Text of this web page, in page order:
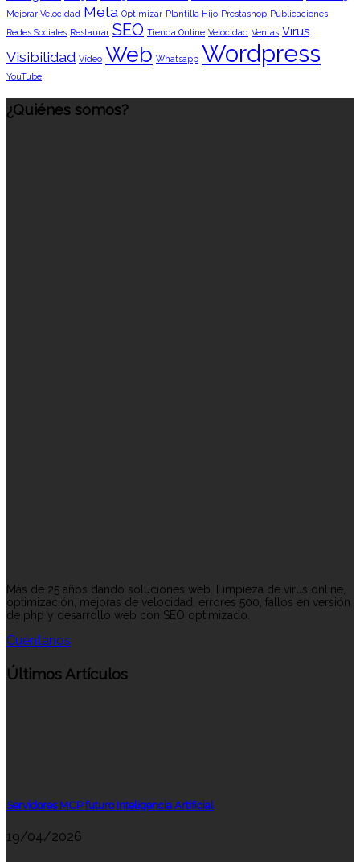
Mejorar Velocidad Meta Optimizar Plantilla Hijo Prestashop Publicaciones
Redes Sociales Restaurar SEO Tienda Online Velocidad Ventas Virus
Visibilidad Vídeo Web Whatsapp Wordpress
YouTube
¿Quiénes somos?
Más de 25 años dando soluciones web. Limpieza de virus online,
optimización, mejoras de velocidad, errores 500, fallos en versión
de php y desarrollo web con SEO optimizado.
Cuéntanos
Últimos Artículos
Servidores MCP futuro Inteligencia Artificial
19/04/2026